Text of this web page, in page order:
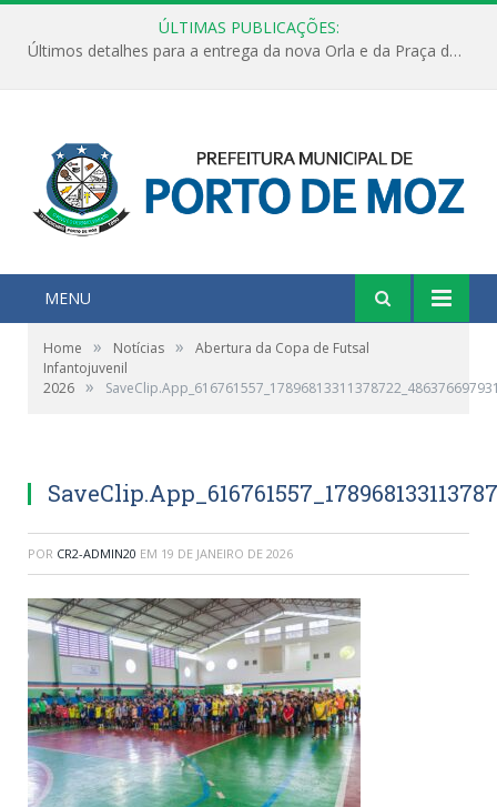
ÚLTIMAS PUBLICAÇÕES:
Últimos detalhes para a entrega da nova Orla e da Praça do Praião
MENU
Home » Notícias »
Abertura da Copa de Futsal
Infantojuvenil
2026 »
POR CR2-ADMIN20 EM 19 DE JANEIRO DE 2026